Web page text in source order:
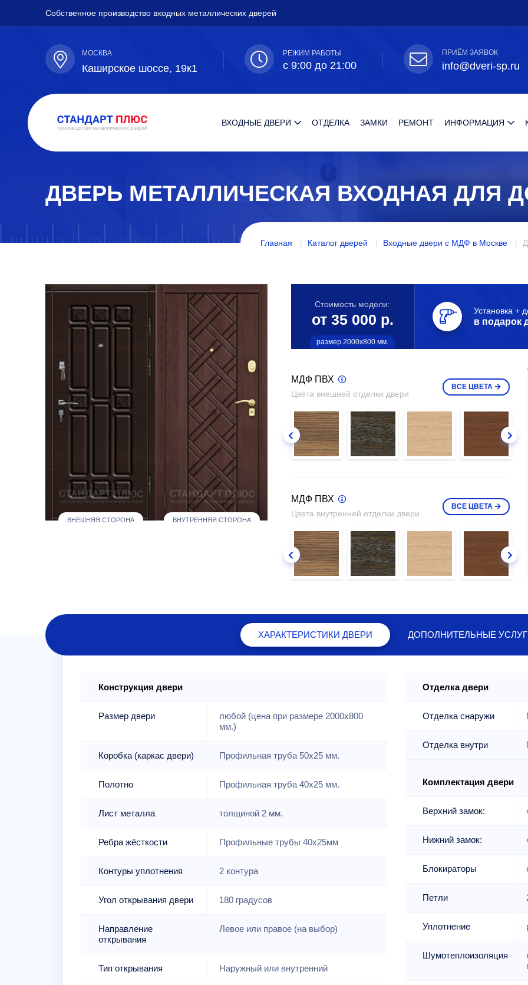
Собственное производство входных металлических дверей
МОСКВА
Каширское шоссе, 19к1
РЕЖИМ РАБОТЫ
с 9:00 до 21:00
ПРИЁМ ЗАЯВОК
info@dveri-sp.ru
ВХОДНЫЕ ДВЕРИ ОТДЕЛКА ЗАМКИ РЕМОНТ ИНФОРМАЦИЯ
ДВЕРЬ МЕТАЛЛИЧЕСКАЯ ВХОДНАЯ ДЛЯ
Главная Каталог дверей Входные двери с МДФ в Москве
ВНЕШНЯЯ СТОРОНА ВНУТРЕННЯЯ СТОРОНА
Стоимость модели:
от 35 000 р.
размер 2000х800 мм.
Установка +
в подарок
МДФ ПВХ
Цвета внешней отделки двери
ВСЕ ЦВЕТА
МДФ ПВХ
Цвета внутренней отделки двери
ВСЕ ЦВЕТА
ХАРАКТЕРИСТИКИ ДВЕРИ ДОПОЛНИТЕЛЬНЫЕ
Конструкция двери
Размер двери
любой (цена при размере 2000x800
мм.)
Коробка (каркас двери) Профильная труба 50х25 мм.
Полотно Профильная труба 40х25 мм.
Лист металла толщиной 2 мм.
Ребра жёсткости Профильные трубы 40х25мм
Контуры уплотнения 2 контура
Угол открывания двери 180 градусов
Направление
открывания
Левое или правое (на выбор)
Тип открывания Наружный или внутренний
Отделка двери
Отделка снаружи
Отделка внутри
Комплектация двери
Верхний замок:
Нижний замок:
Блокираторы
Петли
Уплотнение
Шумотеплоизоляция